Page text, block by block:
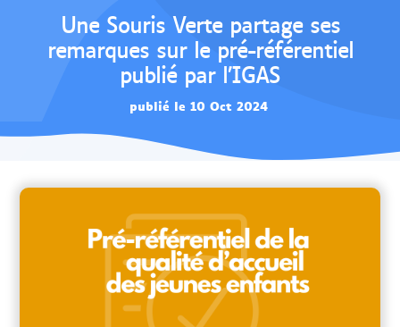
Une Souris Verte partage ses
remarques sur le pré-référentiel
publié par l’IGAS
publié le 10 Oct 2024